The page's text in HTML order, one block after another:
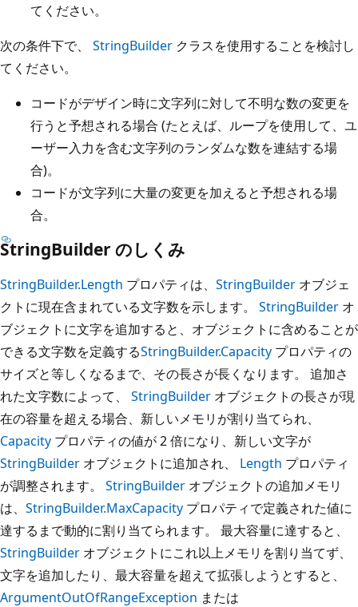
てください。
次の条件下で、 StringBuilder クラスを使用することを検討し
てください。
コードがデザイン時に文字列に対して不明な数の変更を
行うと予想される場合 (たとえば、ループを使用して、ユ
ーザー入力を含む文字列のランダムな数を連結する場
合)。
コードが文字列に大量の変更を加えると予想される場
合。
StringBuilder のしくみ
StringBuilder.Length プロパティは、 StringBuilder オブジェ
クトに現在含まれている文字数を示します。 StringBuilder オ
ブジェクトに文字を追加すると、オブジェクトに含めることが
できる文字数を定義するStringBuilder.Capacity プロパティの
サイズと等しくなるまで、その長さが長くなります。 追加さ
れた文字数によって、 StringBuilder オブジェクトの長さが現
在の容量を超える場合、新しいメモリが割り当てられ、
Capacity プロパティの値が 2 倍になり、新しい文字が
StringBuilder オブジェクトに追加され、 Length プロパティ
が調整されます。 StringBuilder オブジェクトの追加メモリ
は、 StringBuilder.MaxCapacity プロパティで定義された値に
達するまで動的に割り当てられます。 最大容量に達すると、
StringBuilder オブジェクトにこれ以上メモリを割り当てず、
文字を追加したり、最大容量を超えて拡張しようとすると、
ArgumentOutOfRangeException または